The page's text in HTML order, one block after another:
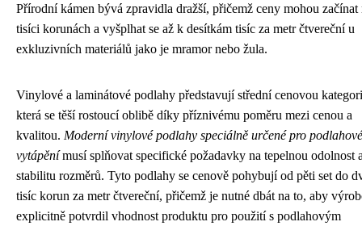
Přírodní kámen bývá zpravidla dražší, přičemž ceny mohou začínat
tisíci korunách a vyšplhat se až k desítkám tisíc za metr čtvereční u
exkluzivních materiálů jako je mramor nebo žula.
Vinylové a laminátové podlahy představují střední cenovou
která se těší rostoucí oblibě díky příznivému poměru mezi cenou a
kvalitou. Moderní vinylové podlahy speciálně určené pro podlahové
vytápěnímusí splňovat specifické požadavky na tepelnou odolnost
stabilitu rozměrů. Tyto podlahy se cenově pohybují od pěti set do
tisíc korun za metr čtvereční, přičemž je nutné dbát na to, aby
explicitně potvrdil vhodnost produktu pro použití s podlahovým